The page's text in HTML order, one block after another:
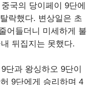
국의 당이페이 9단에
락했다. 변상일은 초
어들더니 미세하게 불
뒤집지는 못했다.
단과 왕싱하오 9단이
9단에게 승리하며 4